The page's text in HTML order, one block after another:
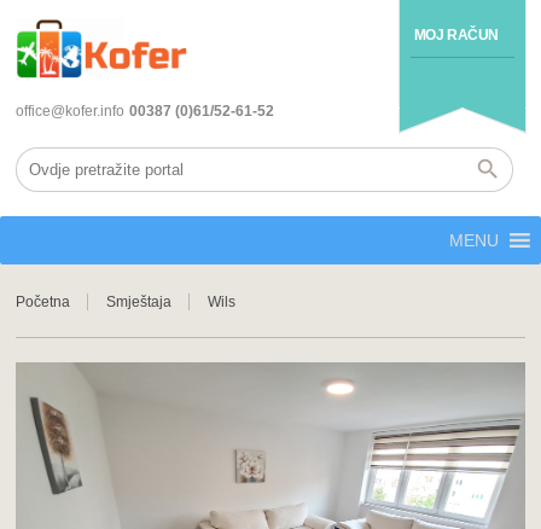
MOJ RAČUN
office@kofer.info 00387 (0)61/52-61-52
MENU
Početna Smještaja Wils